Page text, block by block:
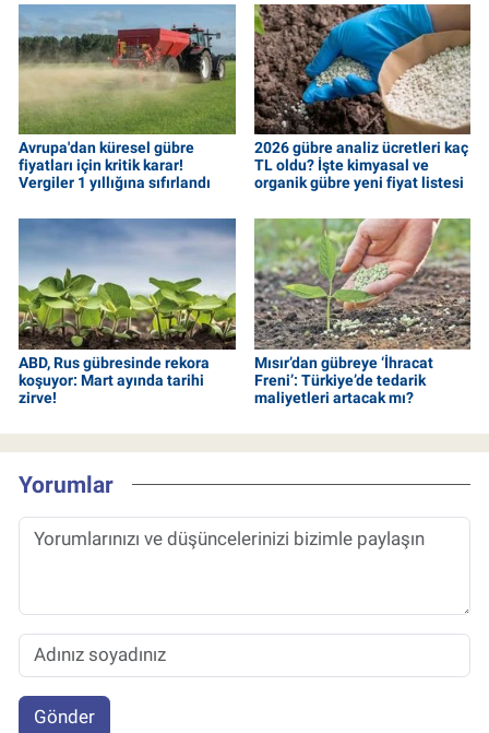
Avrupa'dan küresel gübre
fiyatları için kritik karar!
Vergiler 1 yıllığına sıfırlandı
2026 gübre analiz ücretleri kaç
TL oldu? İşte kimyasal ve
organik gübre yeni fiyat listesi
ABD, Rus gübresinde rekora
koşuyor: Mart ayında tarihi
zirve!
Mısır’dan gübreye ‘İhracat
Freni’: Türkiye’de tedarik
maliyetleri artacak mı?
Yorumlar
Gönder